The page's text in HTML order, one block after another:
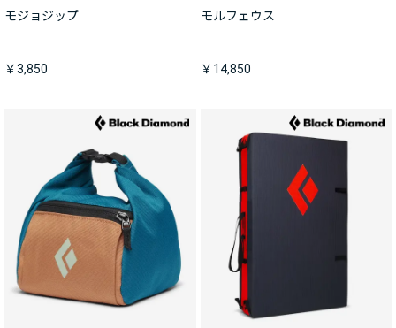
モジョジップ
￥3,850
モルフェウス
￥14,850